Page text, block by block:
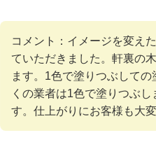
コメント：イメージを変え
ていただきました。軒裏の
ます。1色で塗りつぶして
くの業者は1色で塗りつぶ
す。仕上がりにお客様も大